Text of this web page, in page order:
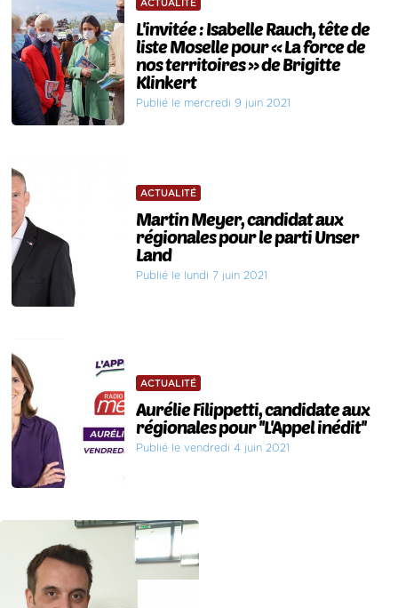
ACTUALITÉ
L'invitée : Isabelle Rauch, tête de
liste Moselle pour « La force de
nos territoires » de Brigitte
Klinkert
Publié le mercredi 9 juin 2021
ACTUALITÉ
Martin Meyer, candidat aux
régionales pour le parti Unser
Land
Publié le lundi 7 juin 2021
ACTUALITÉ
Aurélie Filippetti, candidate aux
régionales pour ''L'Appel inédit''
Publié le vendredi 4 juin 2021